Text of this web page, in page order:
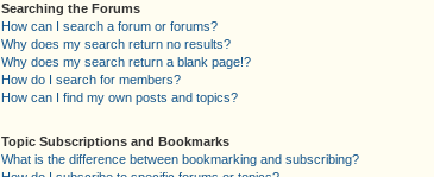
Searching the Forums
How can I search a forum or forums?
Why does my search return no results?
Why does my search return a blank page!?
How do I search for members?
How can I find my own posts and topics?
Topic Subscriptions and Bookmarks
What is the difference between bookmarking and subscribing?